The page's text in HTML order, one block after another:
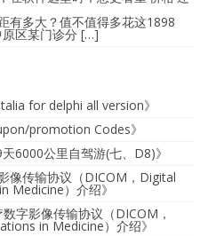
有多大？值不值得多花这1898
区某门诊分 […]
for delphi all version》
promotion Codes》
6000公里自驾游(七、D8)》
像传输协议（DICOM，Digital
Medicine）介绍》
字影像传输协议（DICOM，
in Medicine）介绍》